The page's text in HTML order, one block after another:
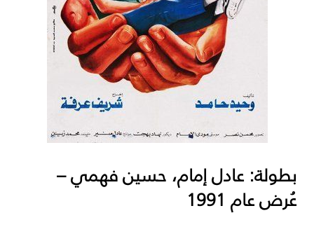
بطولة: عادل إمام، حسين فهمي –
عُرض عام 1991